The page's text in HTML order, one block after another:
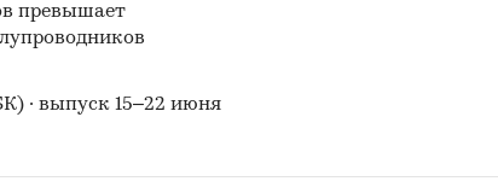
превышает
· выпуск 15–22 июня